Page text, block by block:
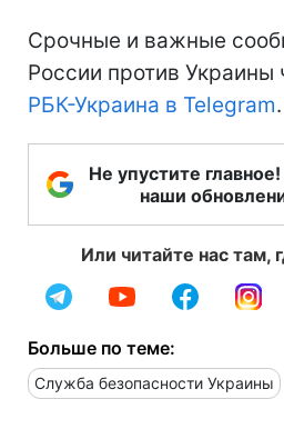
Срочные и важные
России против Украины
РБК-Украина в Telegram.
Не упустите
наши
Или читайте нас там,
Больше по теме:
Служба безопасности Украины